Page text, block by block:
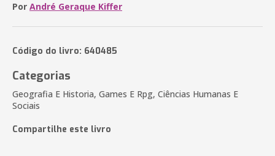
Por André Geraque Kiffer
Código do livro: 640485
Categorias
Geografia E Historia, Games E Rpg, Ciências Humanas E
Sociais
Compartilhe este livro